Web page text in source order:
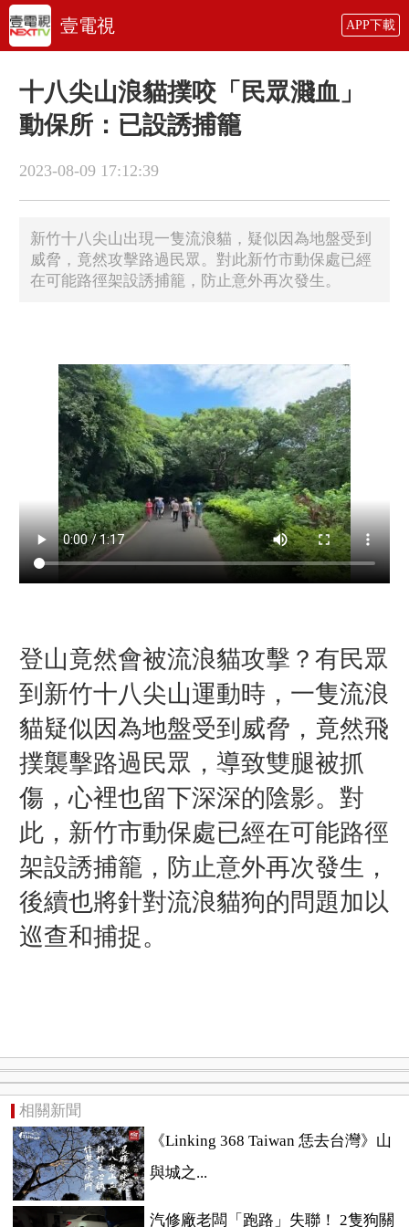
壹電視 APP下載
十八尖山浪貓撲咬「民眾濺血」
動保所：已設誘捕籠
2023-08-09 17:12:39
新竹十八尖山出現一隻流浪貓，疑似因為地盤受到
威脅，竟然攻擊路過民眾。對此新竹市動保處已經
在可能路徑架設誘捕籠，防止意外再次發生。
登山竟然會被流浪貓攻擊？有民眾
到新竹十八尖山運動時，一隻流浪
貓疑似因為地盤受到威脅，竟然飛
撲襲擊路過民眾，導致雙腿被抓
傷 ，心裡也留下深深的陰影。對
此，新竹市動保處已經在可能路徑
架設誘捕籠，防止意外再次發生 ，
後續也將針對流浪貓狗的問題加以
巡查和捕捉 。
相關新聞
《Linking 368 Taiwan 恁去台灣》山
與城之...
汽修廠老闆「跑路」失聯！ 2隻狗關